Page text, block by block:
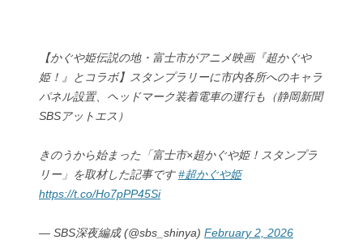
【かぐや姫伝説の地・富士市がアニメ映画『超かぐや
姫！』とコラボ】スタンプラリーに市内各所へのキャラ
パネル設置、ヘッドマーク装着電車の運行も（静岡新聞
SBSアットエス）
きのうから始まった「富士市×超かぐや姫！スタンプラ
リー」を取材した記事です#超かぐや姫
https://t.co/Ho7pPP45Si
— SBS深夜編成 (@sbs_shinya) February 2, 2026